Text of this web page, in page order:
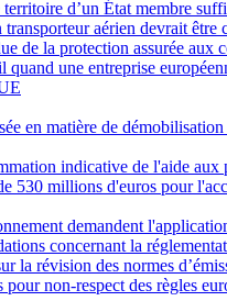
d’un État membre
aérien devrait
de la protection assurée aux
une entreprise
en matière de
indicative de l'aide
530 millions d'euros pour
demandent
concernant la
la révision des normes
non-respect des règles